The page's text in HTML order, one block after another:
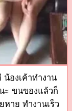
น้องเค้าทำงาน
ะ ขนของแล้วก็
หาย ทำงานเร็ว